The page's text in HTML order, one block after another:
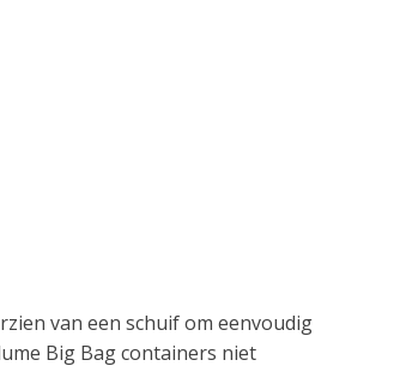
van een schuif om eenvoudig
Big Bag containers niet